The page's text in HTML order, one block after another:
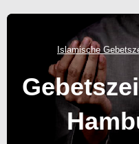
Islamische